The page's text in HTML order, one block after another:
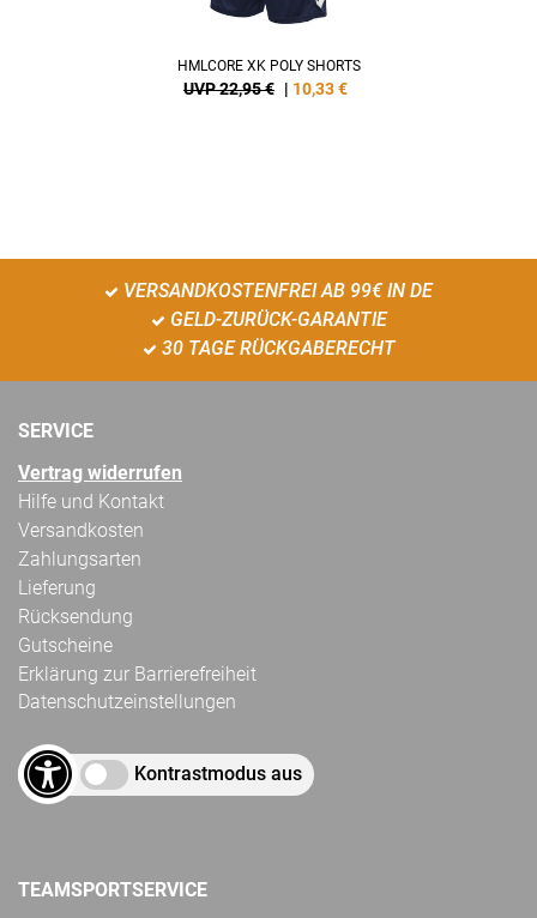
HMLCORE XK POLY SHORTS
UVP 22,95 € | 10,33€
VERSANDKOSTENFREI AB 99€ IN DE
GELD-ZURÜCK-GARANTIE
30 TAGE RÜCKGABERECHT
SERVICE
Vertrag widerrufen
Hilfe und Kontakt
Versandkosten
Zahlungsarten
Lieferung
Rücksendung
Gutscheine
Erklärung zur Barrierefreiheit
Datenschutzeinstellungen
Kontrastmodus aus
TEAMSPORTSERVICE